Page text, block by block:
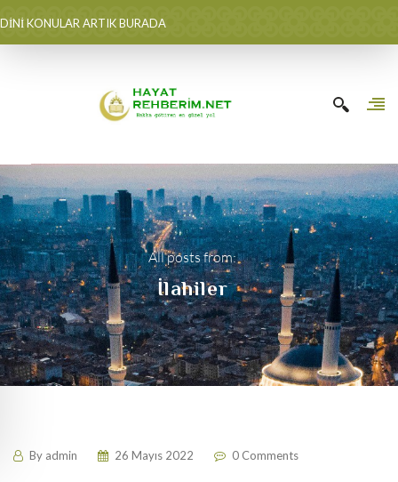
DİNİ KONULAR ARTIK BURADA
All posts from:
İlahiler
By admin 26 Mayıs 2022 0 Comments